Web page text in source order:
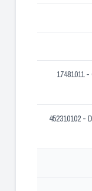
17481011
452310102 -